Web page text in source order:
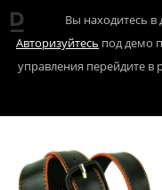
Вы находитесь в
Авторизуйтесь под демо
управления перейдите в